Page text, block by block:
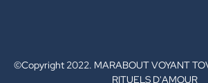
©Copyright 2022. MARABOUT VOYANT
RITUELS D'AMOUR